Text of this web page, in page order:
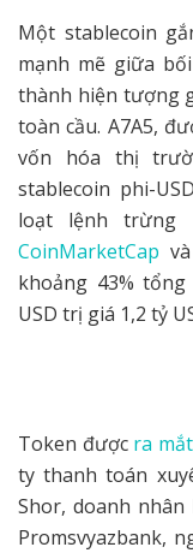
Một stablecoin
mạnh mẽ giữa
thành hiện tượng
toàn cầu. A7A5,
vốn hóa thị
stablecoin phi-
loạt lệnh trừng
CoinMarketCap và
khoảng 43%
USD trị giá 1,2 tỷ
Token được ra mắt
ty thanh toán
Shor, doanh
Promsvyazbank,